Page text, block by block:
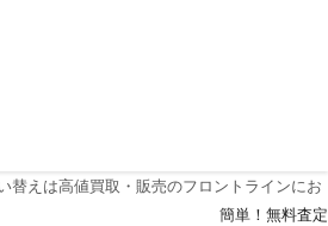
替えは高値買取・販売のフロントラインにお
簡単！無料査定